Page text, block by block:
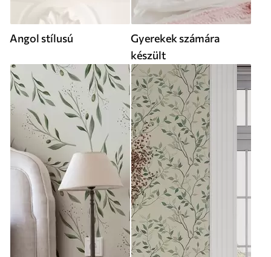
Angol stílusú
Gyerekek számára
készült